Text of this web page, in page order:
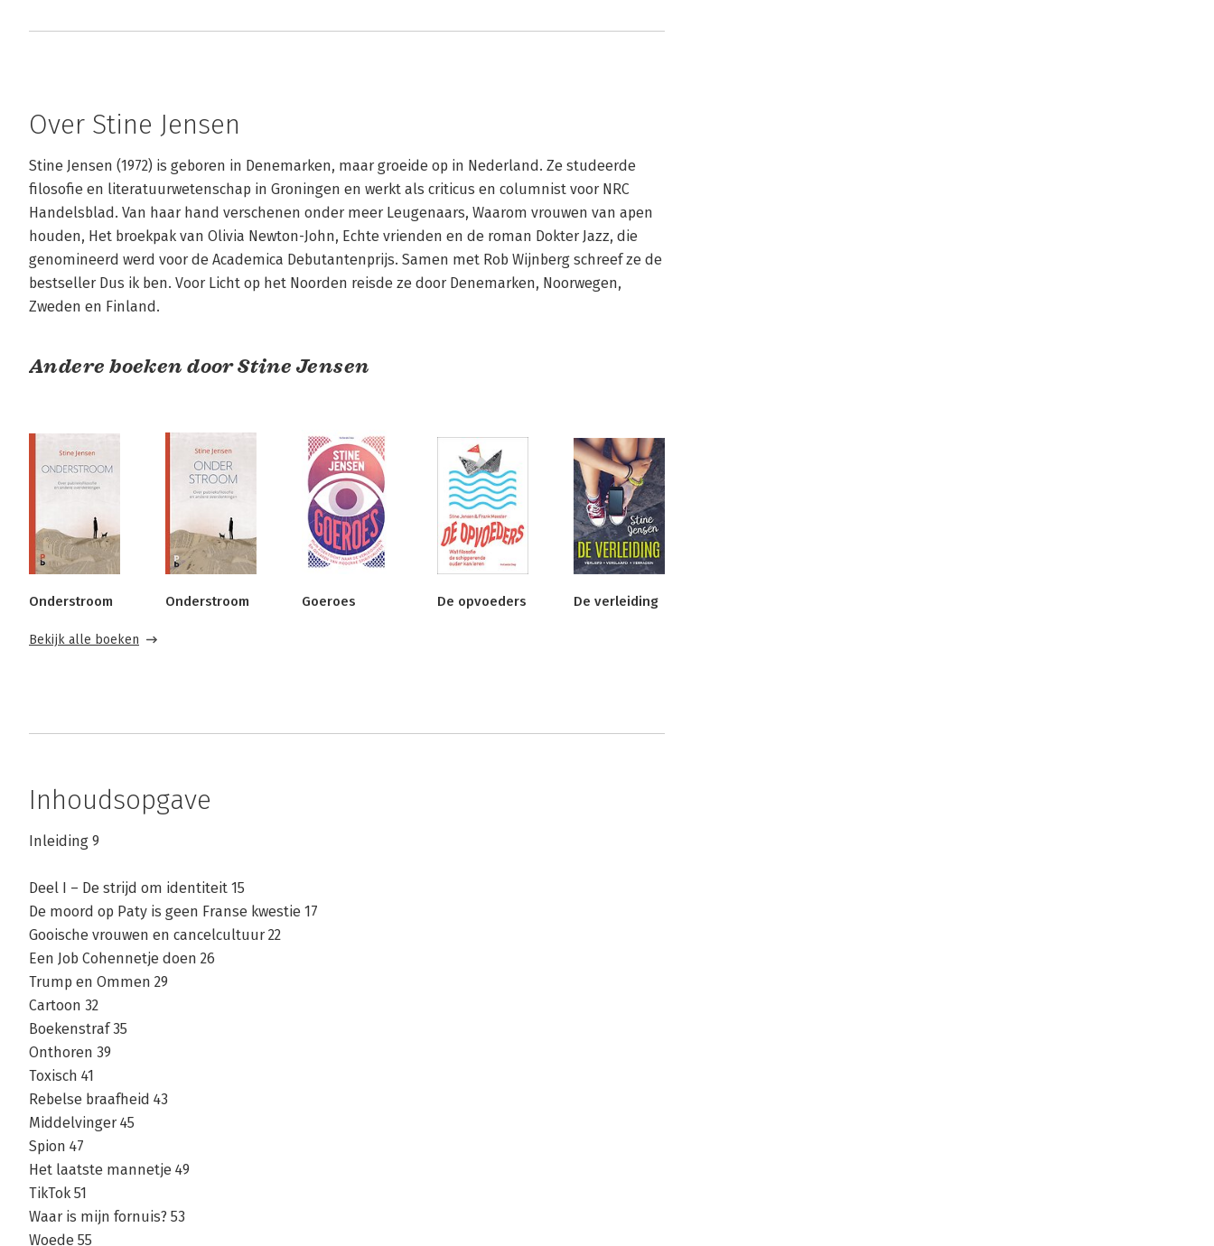
Over Stine Jensen
Stine Jensen (1972) is geboren in Denemarken, maar groeide op in Nederland. Ze studeerde
filosofie en literatuurwetenschap in Groningen en werkt als criticus en columnist voor NRC
Handelsblad. Van haar hand verschenen onder meer Leugenaars, Waarom vrouwen van apen
houden, Het broekpak van Olivia Newton-John, Echte vrienden en de roman Dokter Jazz, die
genomineerd werd voor de Academica Debutantenprijs. Samen met Rob Wijnberg schreef ze de
bestseller Dus ik ben. Voor Licht op het Noorden reisde ze door Denemarken, Noorwegen,
Zweden en Finland.
Andere boeken door Stine Jensen
Onderstroom Onderstroom Goeroes De opvoeders De verleiding
Bekijk alle boeken
Inhoudsopgave
Inleiding 9
Deel I – De strijd om identiteit 15
De moord op Paty is geen Franse kwestie 17
Gooische vrouwen en cancelcultuur 22
Een Job Cohennetje doen 26
Trump en Ommen 29
Cartoon 32
Boekenstraf 35
Onthoren 39
Toxisch 41
Rebelse braafheid 43
Middelvinger 45
Spion 47
Het laatste mannetje 49
TikTok 51
Waar is mijn fornuis? 53
Woede 55